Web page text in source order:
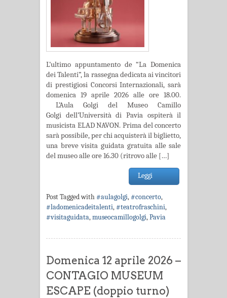
L’ultimo appuntamento de “La Domenica
dei Talenti”, la rassegna dedicata ai vincitori
di prestigiosi Concorsi Internazionali, sarà
domenica 19 aprile 2026 alle ore 18.00.
L’Aula Golgi del Museo Camillo
Golgi dell’Università di Pavia ospiterà il
musicista ELAD NAVON. Prima del concerto
sarà possibile, per chi acquisterà il biglietto,
una breve visita guidata gratuita alle sale
del museo alle ore 16.30 (ritrovo alle […]
Leggi
Post Tagged with#aulagolgi,#concerto,
#ladomenicadeitalenti,#teatrofraschini,
#visitaguidata,museocamillogolgi,Pavia
Domenica 12 aprile 2026 –
CONTAGIO MUSEUM
ESCAPE (doppio turno)